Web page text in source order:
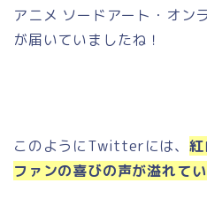
アニメ ソードアート・オン
が届いていましたね！
このようにTwitterには、
ファンの喜びの声が溢れてい